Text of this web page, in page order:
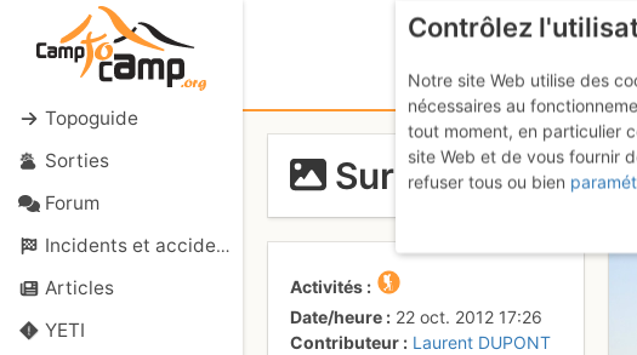
Topoguide
Sorties
Forum
Incidents et accidents
Articles
YETI
Sur la fin de la
Activités
Date/heure
22 oct. 2012 17:26
Contributeur
Laurent DUPONT
Contrôlez
Notre site Web utilise des
nécessaires au
tout moment, en particulier
site Web et de vous fournir
refuser tous ou bien